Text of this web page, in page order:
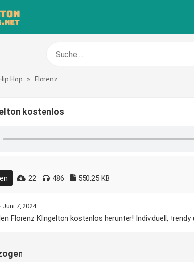
Hop » Florenz
kostenlos
22 486 550,25 KB
Juni 7, 2024
Florenz Klingelton kostenlos herunter! Individuell, trendy